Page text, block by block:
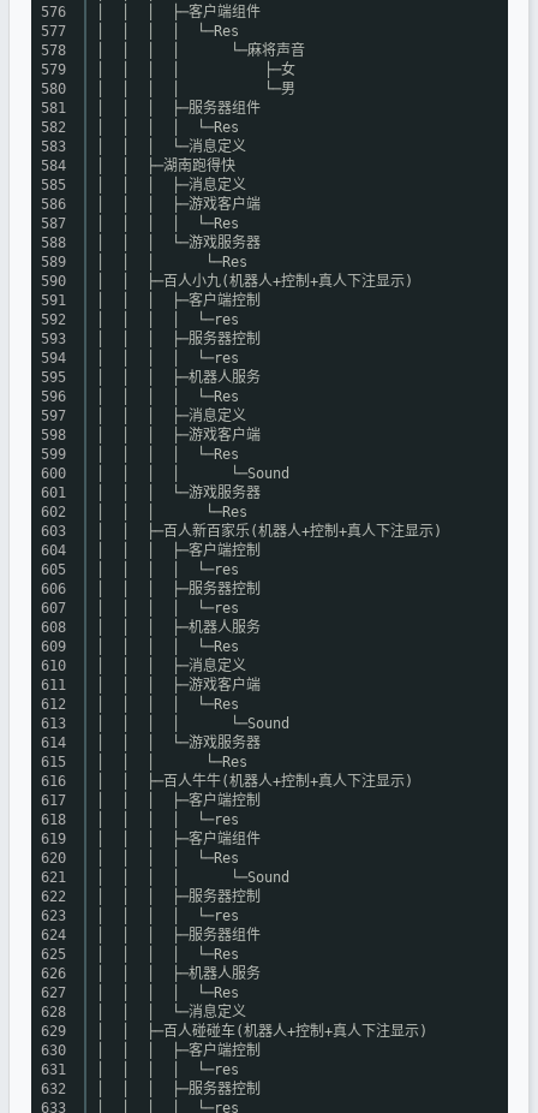
576
577
578
579
580
581
582
583
584
585
586
587
588
589
590
591
592
593
594
595
596
597
598
599
600
601
602
603
604
605
606
607
608
609
610
611
612
613
614
615
616
617
618
619
620
621
622
623
624
625
626
627
628
629
630
631
632
633
│ │ │ ├─客户端组件
│ │ │ │ └─Res
│ │ │ │ └─麻将声音
│ │ │ │ ├─女
│ │ │ │ └─男
│ │ │ ├─服务器组件
│ │ │ │ └─Res
│ │ │ └─消息定义
│ │ ├─湖南跑得快
│ │ │ ├─消息定义
│ │ │ ├─游戏客户端
│ │ │ │ └─Res
│ │ │ └─游戏服务器
│ │ │ └─Res
│ │ ├─百人小九(机器人+控制+真人下注显示)
│ │ │ ├─客户端控制
│ │ │ │ └─res
│ │ │ ├─服务器控制
│ │ │ │ └─res
│ │ │ ├─机器人服务
│ │ │ │ └─Res
│ │ │ ├─消息定义
│ │ │ ├─游戏客户端
│ │ │ │ └─Res
│ │ │ │ └─Sound
│ │ │ └─游戏服务器
│ │ │ └─Res
│ │ ├─百人新百家乐(机器人+控制+真人下注显示)
│ │ │ ├─客户端控制
│ │ │ │ └─res
│ │ │ ├─服务器控制
│ │ │ │ └─res
│ │ │ ├─机器人服务
│ │ │ │ └─Res
│ │ │ ├─消息定义
│ │ │ ├─游戏客户端
│ │ │ │ └─Res
│ │ │ │ └─Sound
│ │ │ └─游戏服务器
│ │ │ └─Res
│ │ ├─百人牛牛(机器人+控制+真人下注显示)
│ │ │ ├─客户端控制
│ │ │ │ └─res
│ │ │ ├─客户端组件
│ │ │ │ └─Res
│ │ │ │ └─Sound
│ │ │ ├─服务器控制
│ │ │ │ └─res
│ │ │ ├─服务器组件
│ │ │ │ └─Res
│ │ │ ├─机器人服务
│ │ │ │ └─Res
│ │ │ └─消息定义
│ │ ├─百人碰碰车(机器人+控制+真人下注显示)
│ │ │ ├─客户端控制
│ │ │ │ └─res
│ │ │ ├─服务器控制
│ │ │ │ └─res